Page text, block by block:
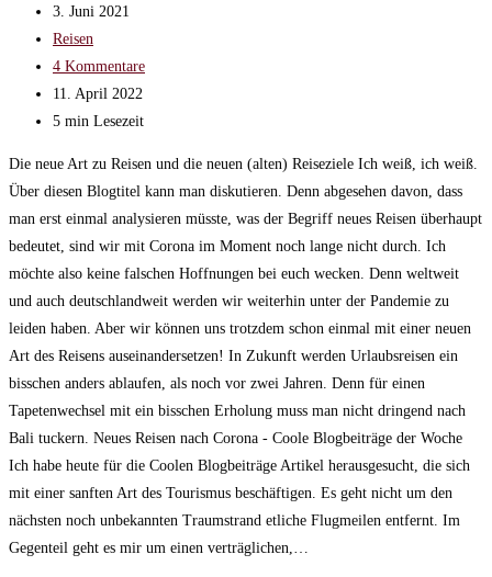
Autor:
Beitrag
veröffentlicht:
3. Juni 2021
Beitrags-
Kategorie:
Reisen
Beitrags-
Kommentare:
4 Kommentare
Beitrag
zuletzt
11. April 2022
Lesedauer:
5 min Lesezeit
Die neue Art zu Reisen und die neuen (alten) Reiseziele Ich weiß, ich weiß.
Über diesen Blogtitel kann man diskutieren. Denn abgesehen davon, dass
man erst einmal analysieren müsste, was der Begriff neues Reisen überhaupt
bedeutet, sind wir mit Corona im Moment noch lange nicht durch. Ich
möchte also keine falschen Hoffnungen bei euch wecken. Denn weltweit
und auch deutschlandweit werden wir weiterhin unter der Pandemie zu
leiden haben. Aber wir können uns trotzdem schon einmal mit einer neuen
Art des Reisens auseinandersetzen! In Zukunft werden Urlaubsreisen ein
bisschen anders ablaufen, als noch vor zwei Jahren. Denn für einen
Tapetenwechsel mit ein bisschen Erholung muss man nicht dringend nach
Bali tuckern. Neues Reisen nach Corona - Coole Blogbeiträge der Woche
Ich habe heute für die Coolen Blogbeiträge Artikel herausgesucht, die sich
mit einer sanften Art des Tourismus beschäftigen. Es geht nicht um den
nächsten noch unbekannten Traumstrand etliche Flugmeilen entfernt. Im
Gegenteil geht es mir um einen verträglichen,…